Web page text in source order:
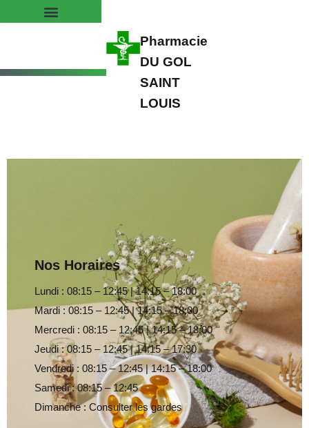
Pharmacie
DU GOL
SAINT
LOUIS
Nos Horaires
Lundi : 08:15 – 12:45 | 14:15 – 18:00
Mardi : 08:15 – 12:45 | 14:15 – 18:00
Mercredi : 08:15 – 12:45 | 14:15 – 18:00
Jeudi : 08:15 – 12:45 | 14:15 – 17:30
Vendredi : 08:15 – 12:45 | 14:15 – 18:00
Samedi : 08:15 – 12:45
Dimanche : Consulter les gardes